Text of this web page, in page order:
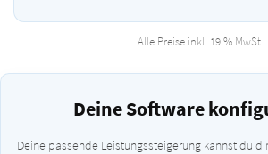
Alle Preise inkl. 19 % MwSt.
Deine Software
Deine passende Leistungssteigerung kannst du